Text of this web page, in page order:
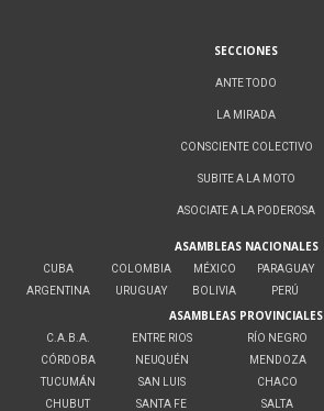
SECCIONES
ANTE TODO
LA MIRADA
CONSCIENTE COLECTIVO
SUBITE A LA MOTO
ASOCIATE A LA PODEROSA
ASAMBLEAS NACIONALES
CUBA
ARGENTINA
COLOMBIA
URUGUAY
MÉXICO
BOLIVIA
PARAGUAY
PERÚ
ASAMBLEAS PROVINCIALES
C.A.B.A.
CÓRDOBA
TUCUMÁN
CHUBUT
ENTRE RIOS
NEUQUÉN
SAN LUIS
SANTA FE
RÍO NEGRO
MENDOZA
CHACO
SALTA